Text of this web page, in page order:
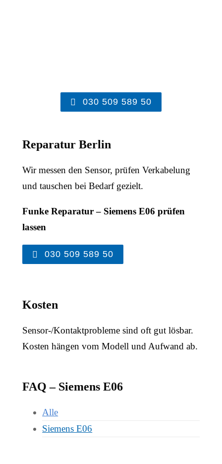
030 509 589 50
Reparatur Berlin
Wir messen den Sensor, prüfen Verkabelung
und tauschen bei Bedarf gezielt.
Funke Reparatur – Siemens E06 prüfen
lassen
030 509 589 50
Kosten
Sensor-/Kontaktprobleme sind oft gut lösbar.
Kosten hängen vom Modell und Aufwand ab.
FAQ – Siemens E06
Alle
Siemens E06